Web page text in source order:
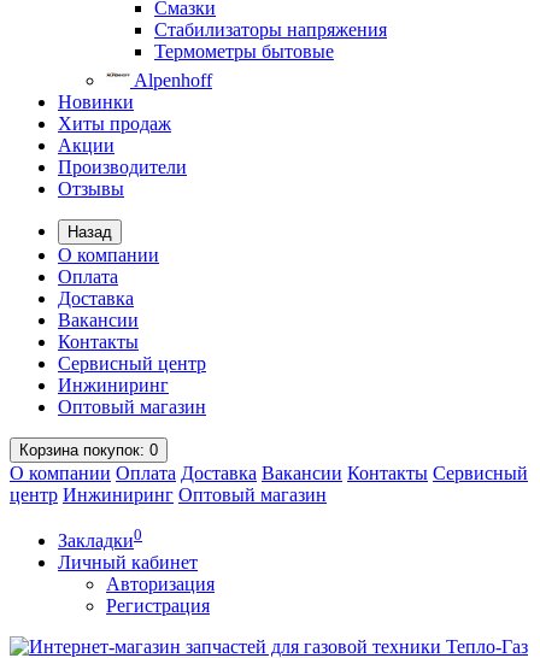
Смазки
Стабилизаторы напряжения
Термометры бытовые
Alpenhoff
Новинки
Хиты продаж
Акции
Производители
Отзывы
Назад
О компании
Оплата
Доставка
Вакансии
Контакты
Сервисный центр
Инжиниринг
Оптовый магазин
Корзинапокупок: 0
О компании Оплата Доставка Вакансии Контакты Сервисный
центр Инжиниринг Оптовый магазин
Закладки0
Личный кабинет
Авторизация
Регистрация